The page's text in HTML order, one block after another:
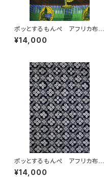
ポッとするもんぺ アフリカ布
No.141
¥14,000
ポッとするもんぺ アフリカ布
No.157
¥14,000